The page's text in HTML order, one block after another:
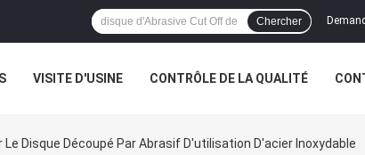
Chercher
VISITE D'USINE CONTRÔLE DE LA QUALITÉ
Disque Découpé Par Abrasif D'utilisation D'acier Inoxydable